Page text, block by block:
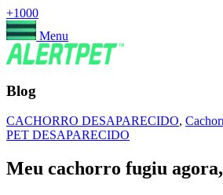
+1000
Menu
Blog
CACHORRO DESAPARECIDO,
PET DESAPARECIDO
Meu cachorro fugiu